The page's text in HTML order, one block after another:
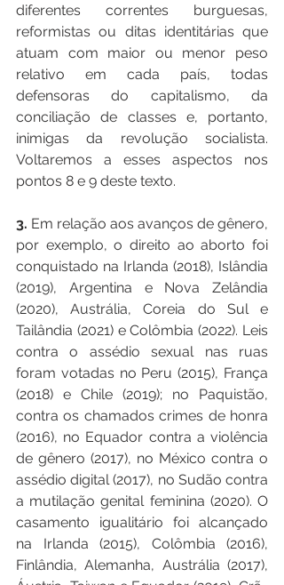
diferentes correntes burguesas,
reformistas ou ditas identitárias que
atuam com maior ou menor peso
relativo em cada país, todas
defensoras do capitalismo, da
conciliação de classes e, portanto,
inimigas da revolução socialista.
Voltaremos a esses aspectos nos
pontos 8 e 9 deste texto.
3. Em relação aos avanços de gênero,
por exemplo, o direito ao aborto foi
conquistado na Irlanda (2018), Islândia
(2019), Argentina e Nova Zelândia
(2020), Austrália, Coreia do Sul e
Tailândia (2021) e Colômbia (2022). Leis
contra o assédio sexual nas ruas
foram votadas no Peru (2015), França
(2018) e Chile (2019); no Paquistão,
contra os chamados crimes de honra
(2016), no Equador contra a violência
de gênero (2017), no México contra o
assédio digital (2017), no Sudão contra
a mutilação genital feminina (2020). O
casamento igualitário foi alcançado
na Irlanda (2015), Colômbia (2016),
Finlândia, Alemanha, Austrália (2017),